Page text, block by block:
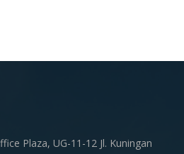
Plaza, UG-11-12 Jl. Kuningan